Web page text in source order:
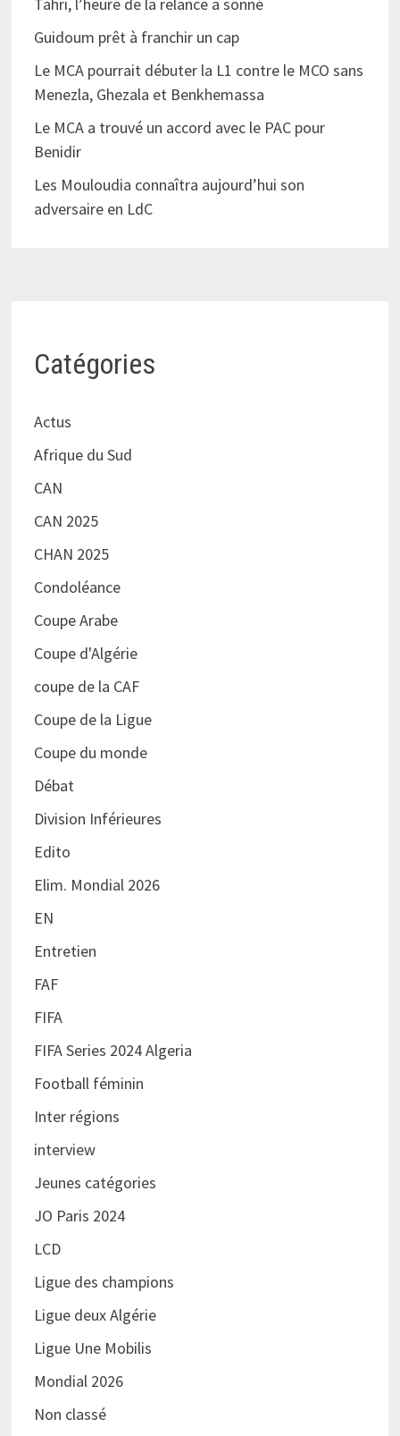
Guidoum prêt à franchir un cap
Le MCA pourrait débuter la L1 contre le MCO sans
Menezla, Ghezala et Benkhemassa
Le MCA a trouvé un accord avec le PAC pour
Benidir
Les Mouloudia connaîtra aujourd’hui son
adversaire en LdC
Catégories
Actus
Afrique du Sud
CAN
CAN 2025
CHAN 2025
Condoléance
Coupe Arabe
Coupe d'Algérie
coupe de la CAF
Coupe de la Ligue
Coupe du monde
Débat
Division Inférieures
Edito
Elim. Mondial 2026
EN
Entretien
FAF
FIFA
FIFA Series 2024 Algeria
Football féminin
Inter régions
interview
Jeunes catégories
JO Paris 2024
LCD
Ligue des champions
Ligue deux Algérie
Ligue Une Mobilis
Mondial 2026
Non classé